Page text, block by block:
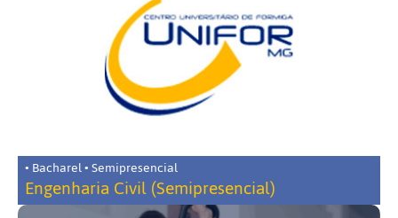
• Bacharel • Semipresencial
Engenharia Civil (Semipresencial)